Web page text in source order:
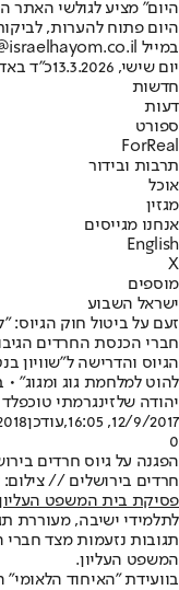
היום" מציע לגולשי האתר
היום פתוח להערות,
במייל hayom@israelhayom.co.il.
יום שישי, 13.3.2026
כ"ד
חדשות
דעות
ספורט
ForReal
תרבות ובידור
אוכל
מגזין
אנחנו מגייסים
English
X
מוספים
ישראל השבוע
זעם על ביטול חוק הגיוס:
חברי הכנסת החרדים
הגיוס והדרישה ל"שוויון
להוט למלחמת גוג ומגוג"
יהודה שלזינגרמתי טוכפלד
12/9/2017, 16:05
,עודכן00:14
0
הפגנה על גיוס חרדים
חרדים בירושלים // צילום:
פסיקת בית המשפט
לתלמידי ישיבה, מעוררת
תגובות נזעמות מצד
המשפט העליון.
בוועידת "האיחוד